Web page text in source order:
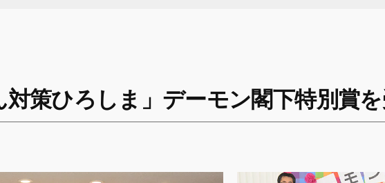
対策ひろしま」デーモン閣下特別賞